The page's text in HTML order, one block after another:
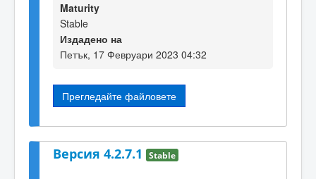
Maturity
Stable
Издадено на
Петък, 17 Февруари 2023 04:32
Прегледайте файловете
Версия 4.2.7.1 Stable